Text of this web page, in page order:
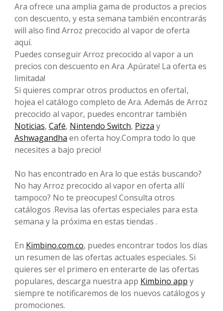
Ara ofrece una amplia gama de productos a precios
con descuento, y esta semana también encontrarás
will also find Arroz precocido al vapor de oferta
aquí.
Puedes conseguir Arroz precocido al vapor a un
precios con descuento en Ara .Apúrate! La oferta es
limitada!
Si quieres comprar otros productos en ofertaI,
hojea el catálogo completo de Ara. Además de Arroz
precocido al vapor, puedes encontrar también
Noticias, Café, Nintendo Switch, Pizza y
Ashwagandha en oferta hoy.Compra todo lo que
necesites a bajo precio!
No has encontrado en Ara lo que estás buscando?
No hay Arroz precocido al vapor en oferta allí
tampoco? No te preocupes! Consulta otros
catálogos .Revisa las ofertas especiales para esta
semana y la próxima en estas tiendas .
En Kimbino.com.co, puedes encontrar todos los días
un resumen de las ofertas actuales especiales. Si
quieres ser el primero en enterarte de las ofertas
populares, descarga nuestra app Kimbino app y
siempre te notificaremos de los nuevos catálogos y
promociones.